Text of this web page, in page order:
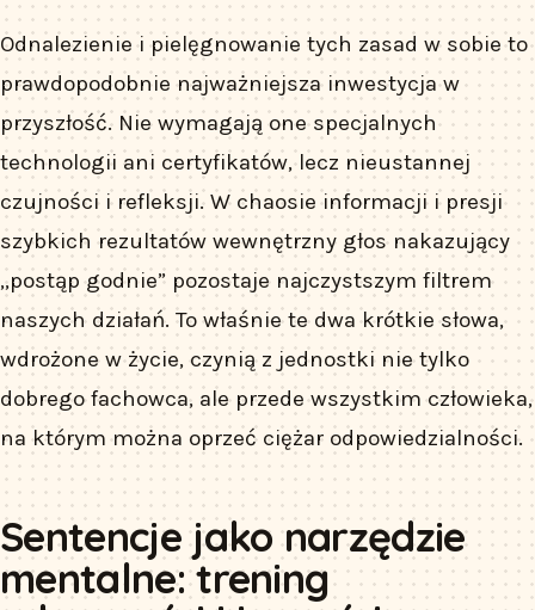
Odnalezienie i pielęgnowanie tych zasad w sobie to
prawdopodobnie najważniejsza inwestycja w
przyszłość. Nie wymagają one specjalnych
technologii ani certyfikatów, lecz nieustannej
czujności i refleksji. W chaosie informacji i presji
szybkich rezultatów wewnętrzny głos nakazujący
„postąp godnie” pozostaje najczystszym filtrem
naszych działań. To właśnie te dwa krótkie słowa,
wdrożone w życie, czynią z jednostki nie tylko
dobrego fachowca, ale przede wszystkim człowieka,
na którym można oprzeć ciężar odpowiedzialności.
Sentencje jako narzędzie
mentalne: trening